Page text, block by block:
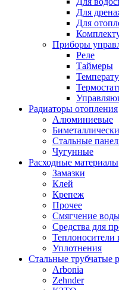
Для
Для
Приборы
Реле
Таймеры
Радиаторы отопления
Алюминиевые
Стальные
Чугунные
Расходные материалы
Замазки
Клей
Крепеж
Прочее
Смягчение
Средства для
Теплоносители
Уплотнения
Стальные трубчатые
Arbonia
Zehnder